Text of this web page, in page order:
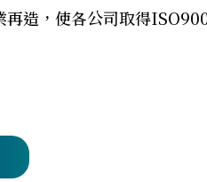
造，使各公司取得